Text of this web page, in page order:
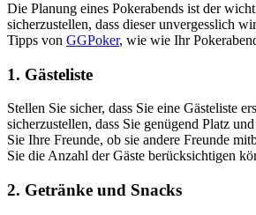
Die Planung eines Pokerabends ist der
sicherzustellen, dass dieser unvergesslich
Tipps von GGPoker, wie wie Ihr
1. Gästeliste
Stellen Sie sicher, dass Sie eine Gästeliste
sicherzustellen, dass Sie genügend Platz
Sie Ihre Freunde, ob sie andere Freunde
Sie die Anzahl der Gäste berücksichtigen
2. Getränke und Snacks